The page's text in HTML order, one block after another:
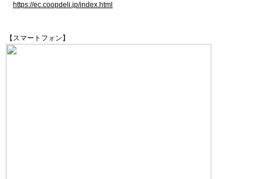
https://ec.coopdeli.jp/index.html
【スマートフォン】